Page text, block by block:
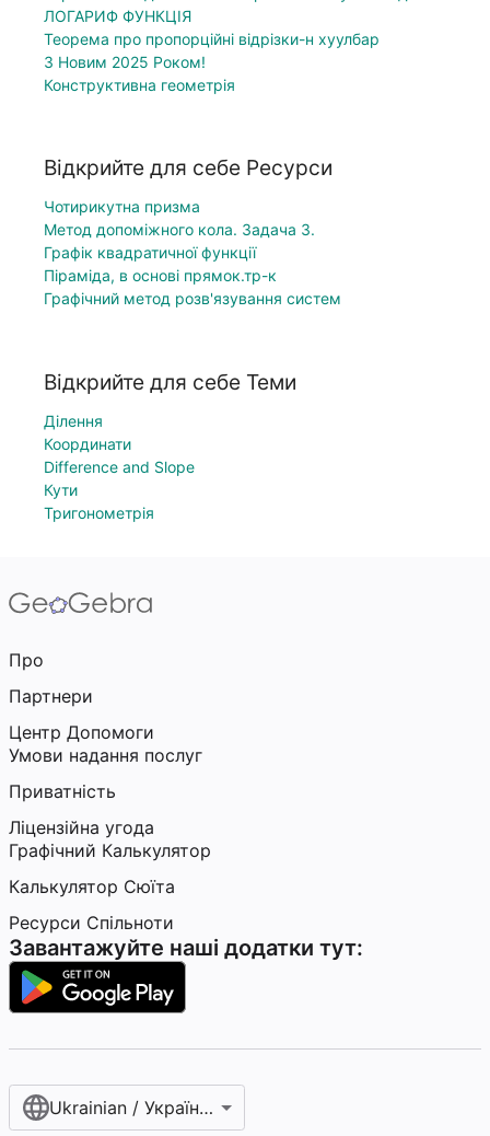
ЛОГАРИФ ФУНКЦІЯ
Теорема про пропорційні відрізки-н хуулбар
З Новим 2025 Роком!
Конструктивна геометрія
Відкрийте для себе Ресурси
Чотирикутна призма
Метод допоміжного кола. Задача 3.
Графік квадратичної функції
Піраміда, в основі прямок.тр-к
Графічний метод розв'язування систем
Відкрийте для себе Теми
Ділення
Координати
Difference and Slope
Кути
Тригонометрія
Про
Партнери
Центр Допомоги
Умови надання послуг
Приватність
Ліцензійна угода
Графічний Калькулятор
Калькулятор Сюїта
Ресурси Спільноти
Завантажуйте наші додатки тут:
Ukrainian / Українська мова‎